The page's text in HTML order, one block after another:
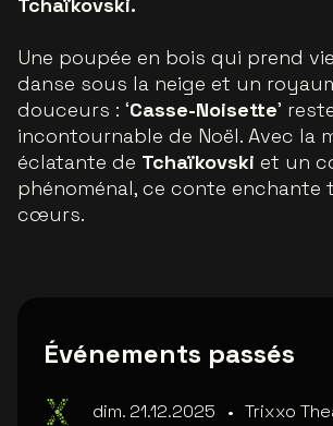
Une poupée en bois qui prend
danse sous la neige et un
douceurs : ‘Casse-Noisette’
incontournable de Noël. Avec la
éclatante de Tchaïkovski et un
phénoménal, ce conte enchante
cœurs.
Événements passés
dim. 21.12.2025 • Trixxo